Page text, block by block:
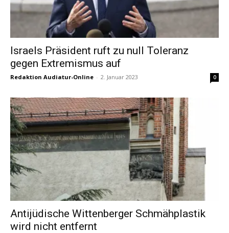
Israels Präsident ruft zu null Toleranz
gegen Extremismus auf
Redaktion Audiatur-Online - 2. Januar 2023 0
Antijüdische Wittenberger Schmähplastik
wird nicht entfernt